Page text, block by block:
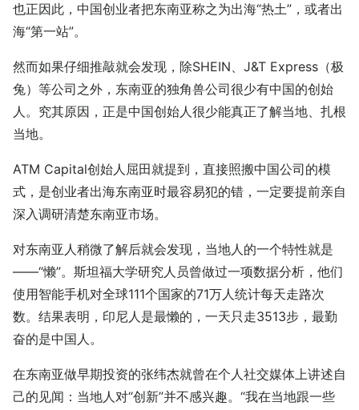
也正因此，中国创业者把东南亚称之为出海“热土”，或者出
海“第一站”。
然而如果仔细推敲就会发现，除SHEIN、J&T Express（极
兔）等公司之外，东南亚的独角兽公司很少有中国的创始
人。究其原因，正是中国创始人很少能真正了解当地、扎根
当地。
ATM Capital创始人屈田就提到，直接照搬中国公司的模
式，是创业者出海东南亚时最容易犯的错，一定要提前亲自
深入调研清楚东南亚市场。
对东南亚人稍微了解后就会发现，当地人的一个特性就是
——“懒”。斯坦福大学研究人员曾做过一项数据分析，他们
使用智能手机对全球111个国家的71万人统计每天走路次
数。结果表明，印尼人是最懒的，一天只走3513步，最勤
奋的是中国人。
在东南亚做早期投资的张纬杰就曾在个人社交媒体上讲述自
己的见闻：当地人对“创新”并不感兴趣。“我在当地跟一些